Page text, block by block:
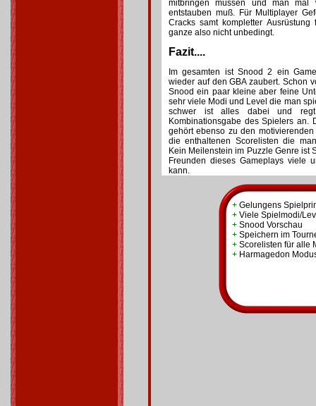
mitbringen müssen und man
entstauben muß. Für Multiplayer
Cracks samt kompletter
ganze also nicht unbedingt.
Fazit....
Im gesamten ist Snood 2 ein
wieder auf den GBA zaubert. Schon
Snood ein paar kleine aber feine
sehr viele Modi und Level die man
schwer ist alles dabei und
Kombinationsgabe des Spielers an.
gehört ebenso zu den
die enthaltenen Scorelisten die
Kein Meilenstein im Puzzle Genre ist
Freunden dieses Gameplays viele
kann.
+ Gelungens
+ Viele Spielmodi/
+ Snood Vorschau
+ Speichern im
+ Scorelisten für alle
+ Harmagedon